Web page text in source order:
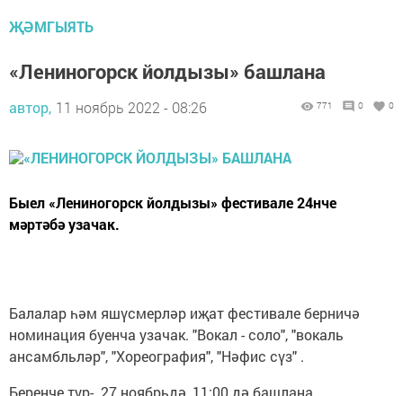
ҖӘМГЫЯТЬ
«Лениногорск йолдызы» башлана
автор, 11 ноябрь 2022 - 08:26 771 0 0
Быел «Лениногорск йолдызы» фестивале 24нче
мәртәбә узачак.
Балалар һәм яшүсмерләр иҗат фестивале берничә
номинация буенча узачак. "Вокал - соло", "вокаль
ансамбльләр", "Хореография", "Нәфис сүз" .
Беренче тур- 27 ноябрьдә, 11:00 дә башлана.